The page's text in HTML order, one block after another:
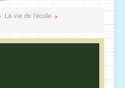
La vie de l'école